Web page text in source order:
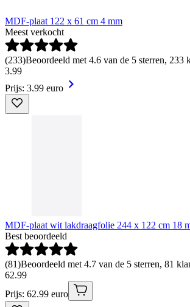
MDF-plaat 122 x 61 cm 4 mm
Meest verkocht
(233)Beoordeeld met 4.6 van de 5 sterren, 233
3.99
Prijs: 3.99 euro
MDF-plaat wit lakdraagfolie 244 x 122 cm 18
Best beoordeeld
(81)Beoordeeld met 4.7 van de 5 sterren, 81
62.99
Prijs: 62.99 euro